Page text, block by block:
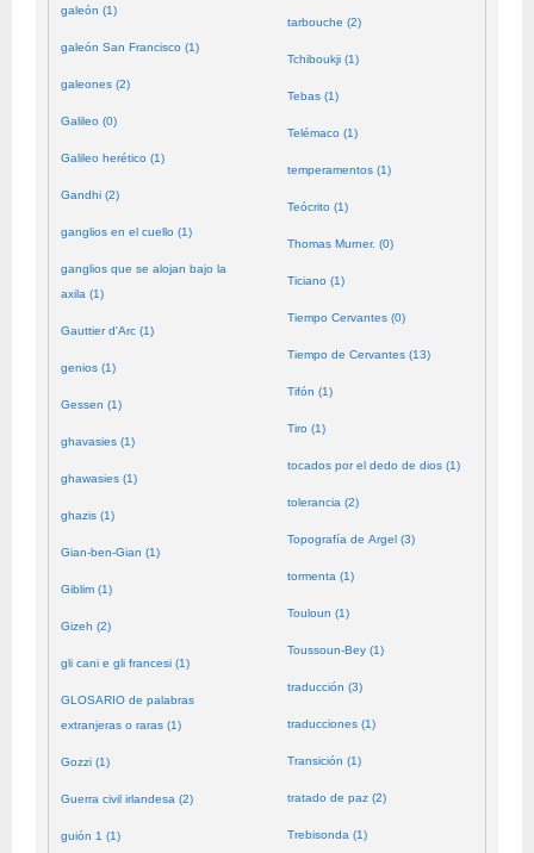
galeón (1)
galeón San Francisco (1)
galeones (2)
Galileo (0)
Galileo herético (1)
Gandhi (2)
ganglios en el cuello (1)
ganglios que se alojan bajo la
axila (1)
Gauttier d'Arc (1)
genios (1)
Gessen (1)
ghavasies (1)
ghawasies (1)
ghazis (1)
Gian-ben-Gian (1)
Giblim (1)
Gizeh (2)
gli cani e gli francesi (1)
GLOSARIO de palabras
extranjeras o raras (1)
Gozzi (1)
Guerra civil irlandesa (2)
guión 1 (1)
tarbouche (2)
Tchiboukji (1)
Tebas (1)
Telémaco (1)
temperamentos (1)
Teócrito (1)
Thomas Murner. (0)
Ticiano (1)
Tiempo Cervantes (0)
Tiempo de Cervantes (13)
Tifón (1)
Tiro (1)
tocados por el dedo de dios (1)
tolerancia (2)
Topografía de Argel (3)
tormenta (1)
Touloun (1)
Toussoun-Bey (1)
traducción (3)
traducciones (1)
Transición (1)
tratado de paz (2)
Trebisonda (1)